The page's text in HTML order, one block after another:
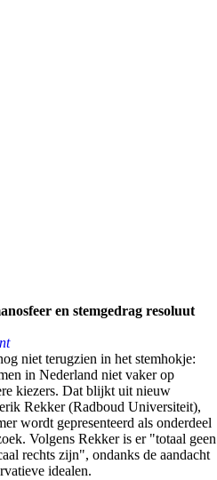
en stemgedrag resoluut
niet terugzien in het stemhokje:
in Nederland niet vaker op
kiezers. Dat blijkt uit nieuw
Rekker (Radboud Universiteit),
wordt gepresenteerd als onderdeel
Volgens Rekker is er "totaal geen
rechts zijn", ondanks de aandacht
idealen.